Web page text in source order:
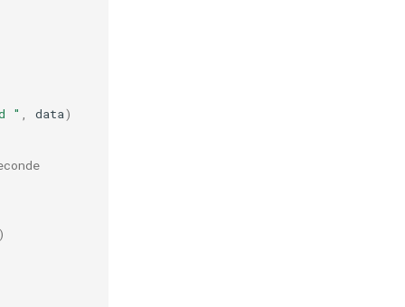
" data)
)